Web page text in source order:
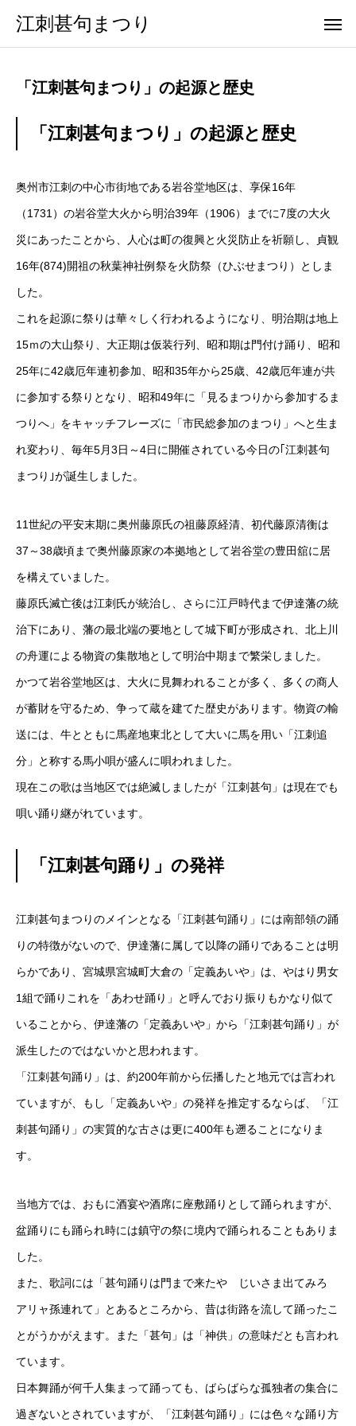
江刺甚句まつり
「江刺甚句まつり」の起源と歴史
「江刺甚句まつり」の起源と歴史
奥州市江刺の中心市街地である岩谷堂地区は、享保16年
（1731）の岩谷堂大火から明治39年（1906）までに7度の大火
災にあったことから、人心は町の復興と火災防止を祈願し、貞観
16年(874)開祖の秋葉神社例祭を火防祭（ひぶせまつり）としま
した。
これを起源に祭りは華々しく行われるようになり、明治期は地上
15ｍの大山祭り、大正期は仮装行列、昭和期は門付け踊り、昭和
25年に42歳厄年連初参加、昭和35年から25歳、42歳厄年連が共
に参加する祭りとなり、昭和49年に「見るまつりから参加するま
つりへ」をキャッチフレーズに「市民総参加のまつり」へと生ま
れ変わり、毎年5月3日～4日に開催されている今日の｢江刺甚句
まつり｣が誕生しました。
11世紀の平安末期に奥州藤原氏の祖藤原経清、初代藤原清衡は
37～38歳頃まで奥州藤原家の本拠地として岩谷堂の豊田舘に居
を構えていました。
藤原氏滅亡後は江刺氏が統治し、さらに江戸時代まで伊達藩の統
治下にあり、藩の最北端の要地として城下町が形成され、北上川
の舟運による物資の集散地として明治中期まで繁栄しました。
かつて岩谷堂地区は、大火に見舞われることが多く、多くの商人
が蓄財を守るため、争って蔵を建てた歴史があります。物資の輸
送には、牛とともに馬産地東北として大いに馬を用い「江刺追
分」と称する馬小唄が盛んに唄われました。
現在この歌は当地区では絶滅しましたが「江刺甚句」は現在でも
唄い踊り継がれています。
「江刺甚句踊り」の発祥
江刺甚句まつりのメインとなる「江刺甚句踊り」には南部領の踊
りの特徴がないので、伊達藩に属して以降の踊りであることは明
らかであり、宮城県宮城町大倉の「定義あいや」は、やはり男女
1組で踊りこれを「あわせ踊り」と呼んでおり振りもかなり似て
いることから、伊達藩の「定義あいや」から「江刺甚句踊り」が
派生したのではないかと思われます。
「江刺甚句踊り」は、約200年前から伝播したと地元では言われ
ていますが、もし「定義あいや」の発祥を推定するならば、「江
刺甚句踊り」の実質的な古さは更に400年も遡ることになりま
す。
当地方では、おもに酒宴や酒席に座敷踊りとして踊られますが、
盆踊りにも踊られ時には鎮守の祭に境内で踊られることもありま
した。
また、歌詞には「甚句踊りは門まで来たや じいさま出てみろ
アリャ孫連れて」とあるところから、昔は街路を流して踊ったこ
とがうかがえます。また「甚句」は「神供」の意味だとも言われ
ています。
日本舞踊が何千人集まって踊っても、ばらばらな孤独者の集合に
過ぎないとされていますが、「江刺甚句踊り」には色々な踊り方